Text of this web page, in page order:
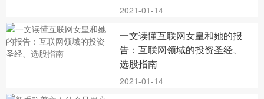
2021-01-14
一文读懂互联网女皇和她的报
告：互联网领域的投资圣经、
选股指南
2021-01-14